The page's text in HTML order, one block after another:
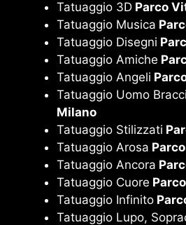
Tatuaggio 3D Parco
Tatuaggio Musica
Tatuaggio Disegni
Tatuaggio Amiche
Tatuaggio Angeli
Tatuaggio Uomo
Milano
Tatuaggio Stilizzati
Tatuaggio Arosa
Tatuaggio Ancora
Tatuaggio Cuore
Tatuaggio Infinito
Tatuaggio Lupo,